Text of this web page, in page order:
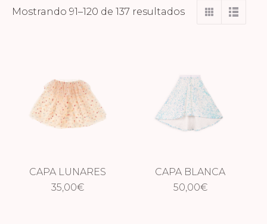
Mostrando 91–120 de 137 resultadosOrdenado
CAPA LUNARES
MULTICOLOR
35,00€
CAPA BLANCA
NIEVE
50,00€